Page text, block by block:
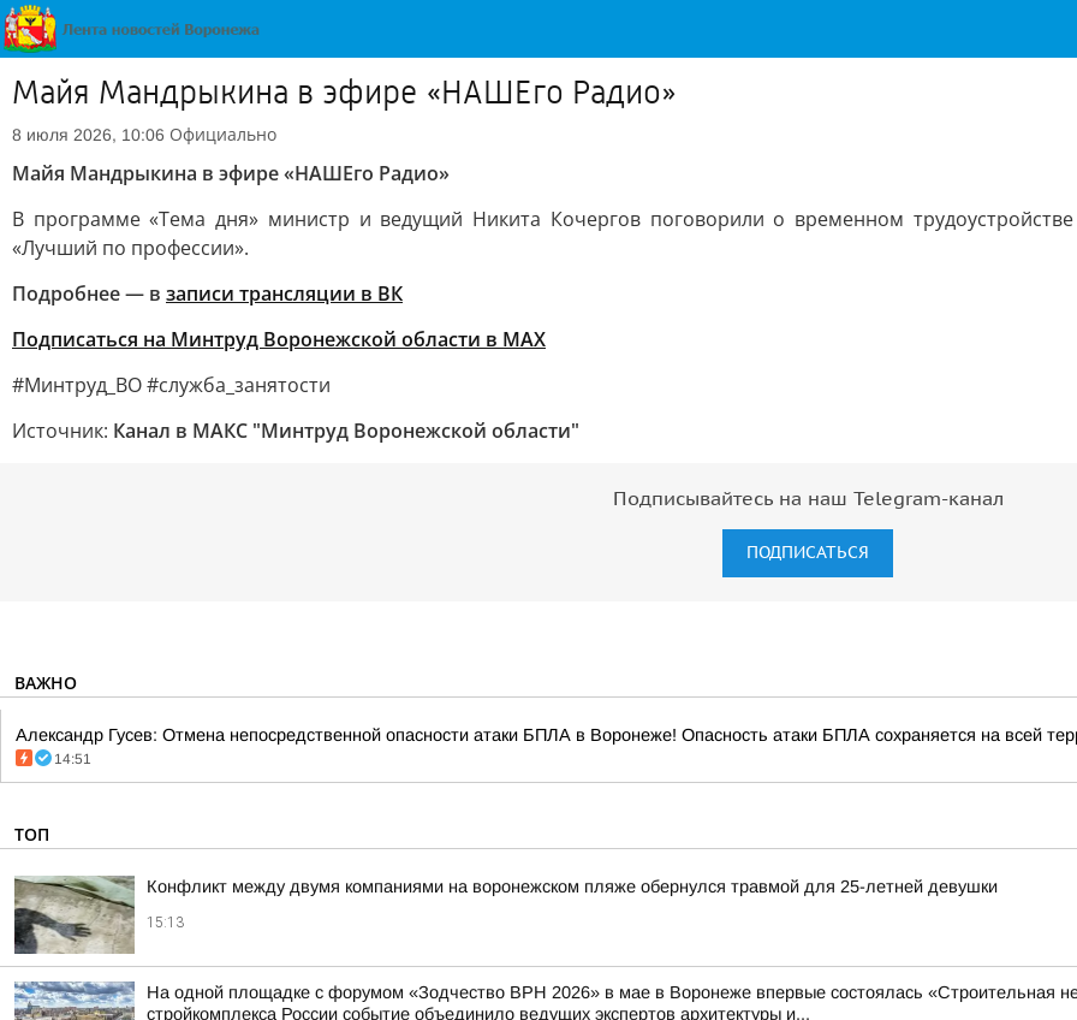
Майя Мандрыкина в эфире «НАШЕго Радио»
8 июля 2026, 10:06 Официально
Майя Мандрыкина в эфире «НАШЕго Радио»
В программе «Тема дня» министр и ведущий Никита Кочергов поговорили о временном
«Лучший по профессии».
Подробнее — в записи трансляции в ВК
Подписаться на Минтруд Воронежской области в МАХ
#Минтруд_ВО #служба_занятости
Источник: Канал в МАКС "Минтруд Воронежской области"
Подписывайтесь на наш Telegram-канал
ПОДПИСАТЬСЯ
ВАЖНО
Александр Гусев: Отмена непосредственной опасности атаки БПЛА в Воронеже! Опасность атаки БПЛА сохраняется на всей
14:51
ТОП
Конфликт между двумя компаниями на воронежском пляже обернулся травмой для 25-летней девушки
15:13
На одной площадке с форумом «Зодчество ВРН 2026» в мае в Воронеже впервые состоялась «Строительная
стройкомплекса России событие объединило ведущих экспертов архитектуры и...